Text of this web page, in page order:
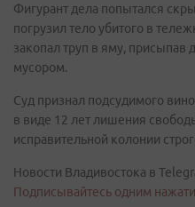
Фигурант дела попытался
погрузил тело убитого в
закопал труп в яму,
мусором.
Суд признал подсудимого
в виде 12 лет лишения
исправительной колонии
Новости Владивостока в
Подписывайтесь одним